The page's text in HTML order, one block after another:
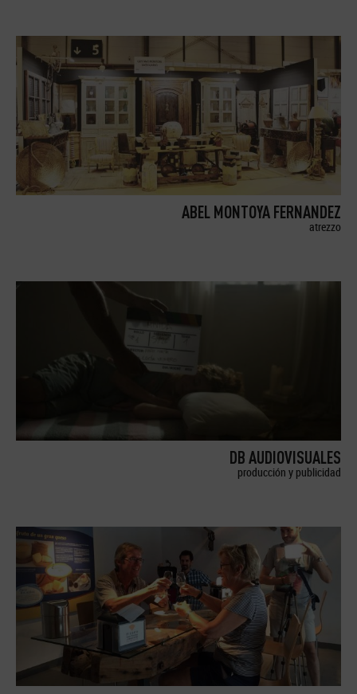
ABEL MONTOYA FERNANDEZ
atrezzo
DB AUDIOVISUALES
producción y publicidad